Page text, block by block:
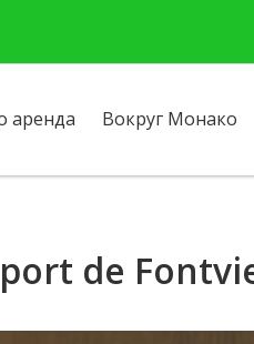
аренда Вокруг Монако
de